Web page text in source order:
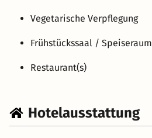
Vegetarische Verpflegung
Frühstückssaal / Speiseraum
Restaurant(s)
Hotelausstattung